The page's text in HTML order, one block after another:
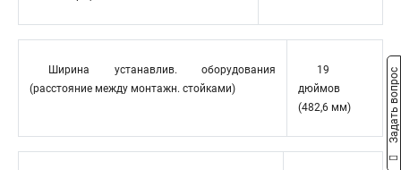
Ширина устанавлив. оборудования
(расстояние между монтажн. стойками)
19
дюймов
(482,6 мм)
Задать вопрос